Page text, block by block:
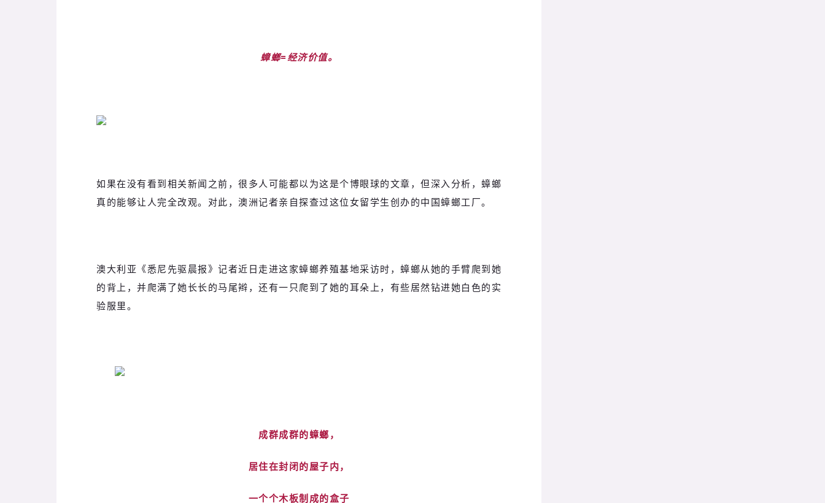
蟑螂=经济价值。
如果在没有看到相关新闻之前，很多人可能都以为这是个博眼球的文章，但深入分析，蟑螂
真的能够让人完全改观。对此， 澳洲记者亲自探查过这位女留学生创办的中国蟑螂工厂。
澳大利亚《悉尼先驱晨报》记者近日走进这家蟑螂养殖基地采访时，蟑螂从她的手臂爬到她
的背上，并爬满了她长长的马尾辫，还有一只爬到了她的耳朵上，有些居然钻进她白色的实
验服里。
成群成群的蟑螂，
居住在封闭的屋子内，
一个个木板制成的盒子